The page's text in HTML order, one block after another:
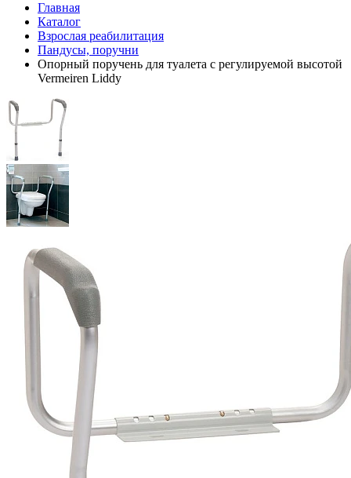
Главная
Каталог
Взрослая реабилитация
Пандусы, поручни
Опорный поручень для туалета с регулируемой высотой
Vermeiren Liddy